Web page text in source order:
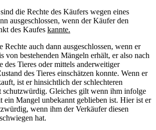
die Rechte des Käufers wegen eines
ausgeschlossen, wenn der Käufer den
des Kaufes kannte.
Rechte auch dann ausgeschlossen, wenn er
von bestehenden Mängeln erhält, er also nach
des Tieres oder mittels anderweitiger
des Tieres einschätzen konnte. Wenn er
ist er hinsichtlich der schlechteren
schutzwürdig. Gleiches gilt wenn ihm infolge
ein Mangel unbekannt geblieben ist. Hier ist er
wenn ihm der Verkäufer diesen
hat.